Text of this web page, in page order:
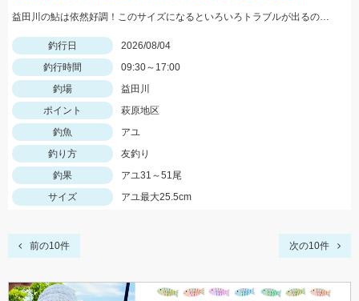
益田川の鮎は依然好調！このサイズになるといろいろトラブルが出るので仕掛けは太めがおすすめです！針は7.5号～８号！三河安城店岩崎釣行
釣行日
2026/08/04
釣行時間
09:30～17:00
釣場
益田川
ポイント
萩原地区
釣魚
アユ
釣り方
友釣り
釣果
アユ31～51尾
サイズ
アユ最大25.5cm
前の10件 次の10件